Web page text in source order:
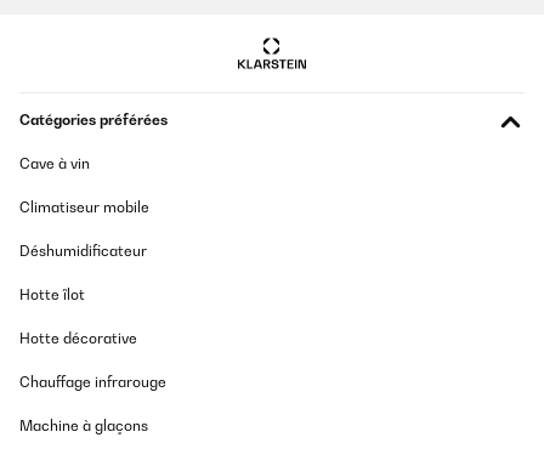
AVIS VÉRIFIÉ
haben wir uns für den Blumfeldt Pantheon Cortina entschieden
merkt sofort, dass hier hochwertige Materialien verwendet
Aluminiumgestell macht einen sehr stabilen Eindruck und wird
Stoffdach mit dem Seilzugsystem - funktioniert butterweich und
Verarbeitung aller Komponenten • Sehr stabiler Stand auch bei
lassen sich kinderleicht auf- und abrollen • Zeitloses, elegantes
Catégories préférées
Cave à vin
Climatiseur mobile
Déshumidificateur
Hotte îlot
Hotte décorative
Chauffage infrarouge
Machine à glaçons